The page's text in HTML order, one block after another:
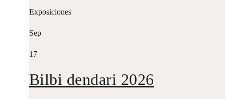
Exposiciones
Sep
17
Bilbi dendari 2026